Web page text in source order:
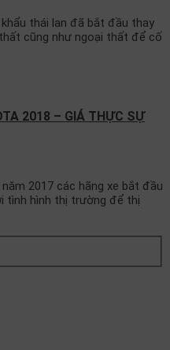
thái lan đã bắt đầu thay
cũng như ngoại thất để cố
2018 – GIÁ THỰC SỰ
2017 các hãng xe bắt đầu
tình hình thị trường để thị